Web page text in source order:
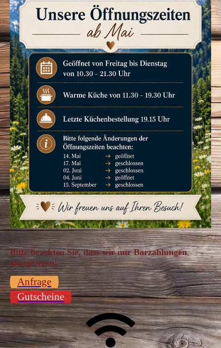
Bitte beachten Sie, dass wir nur Barzahlungen
akzeptieren!
Anfrage
Gutscheine